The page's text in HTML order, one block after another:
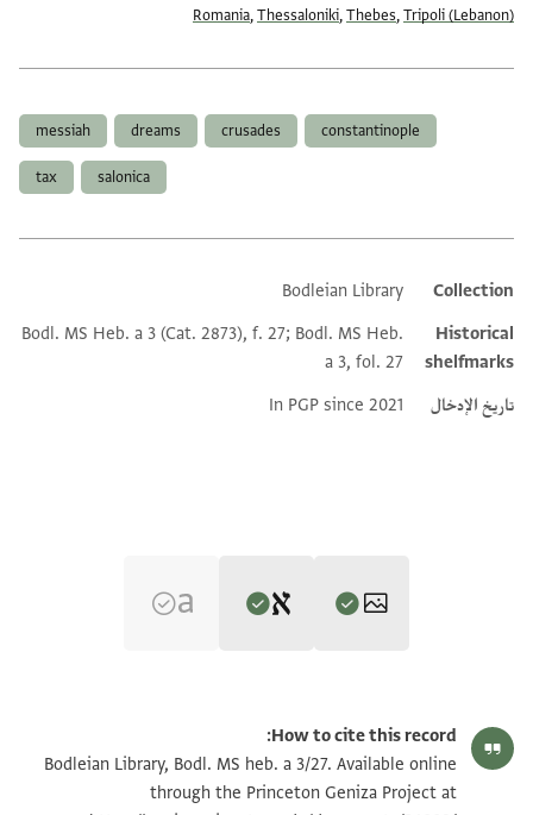
Romania,Thessaloniki,Thebes,Tripoli (Lebanon)
constantinople
crusades
dreams
messiah
salonica
tax
Additional metadata
Collection
Bodleian Library
Historical
shelfmarks
Bodl. MS Heb. a 3 (Cat. 2873), f. 27; Bodl. MS Heb.
a 3, fol. 27
تاريخ الإدخال
In PGP since 2021
Alan Elbaum's digital edition (2021).
Recto
[ ] . . . . לציון כדבר אל . . . [ ]
Bodl. MS heb. a 3/27 27 verso تكبير و تدوير
Verso, upside down
How to cite this record:
Bodleian Library, Bodl. MS heb. a 3/27. Available online
through the Princeton Geniza Project at